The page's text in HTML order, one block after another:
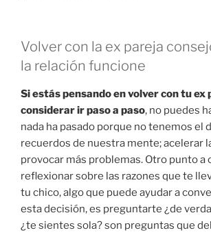
Volver con la ex pareja
la relación funcione
Si estás pensando en volver con tu ex
considerar ir paso a paso, no puedes
nada ha pasado porque no tenemos el
recuerdos de nuestra mente; acelerar
provocar más problemas. Otro punto a
reflexionar sobre las razones que te
tu chico, algo que puede ayudar a
esta decisión, es preguntarte ¿de
¿te sientes sola? son preguntas que